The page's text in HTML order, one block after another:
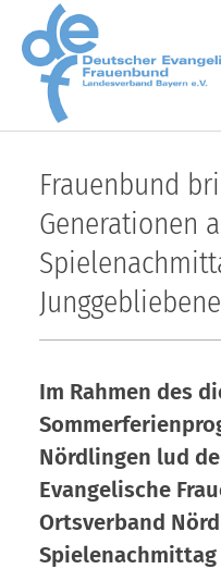
Skip to main content
Frauenbund
Generationen
Im Rahmen des
Nördlingen lud
Evangelische
Ortsverband